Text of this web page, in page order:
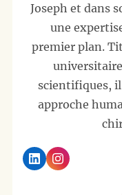
Joseph et dans
une
premier plan.
scientifiques,
approche